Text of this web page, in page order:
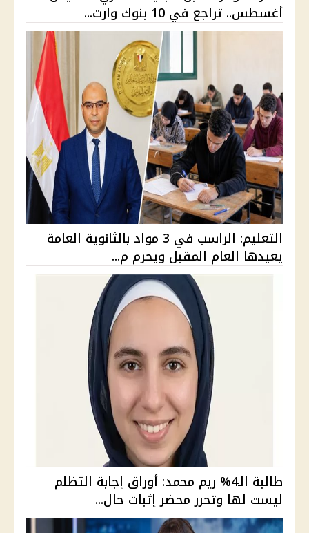
أغسطس.. تراجع في 10 بنوك وارت...
التعليم: الراسب في 3 مواد بالثانوية العامة
يعيدها العام المقبل ويحرم م...
طالبة الـ4% ريم محمد: أوراق إجابة التظلم
ليست لها وتحرر محضر إثبات حال...